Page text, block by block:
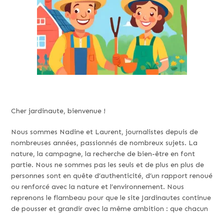
Cher jardinaute, bienvenue !
Nous sommes Nadine et Laurent, journalistes depuis de
nombreuses années, passionnés de nombreux sujets. La
nature, la campagne, la recherche de bien-être en font
partie. Nous ne sommes pas les seuls et de plus en plus de
personnes sont en quête d’authenticité, d’un rapport renoué
ou renforcé avec la nature et l’environnement. Nous
reprenons le flambeau pour que le site Jardinautes continue
de pousser et grandir avec la même ambition : que chacun